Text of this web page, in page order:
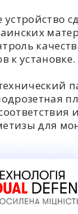
устройство
к установке.
для